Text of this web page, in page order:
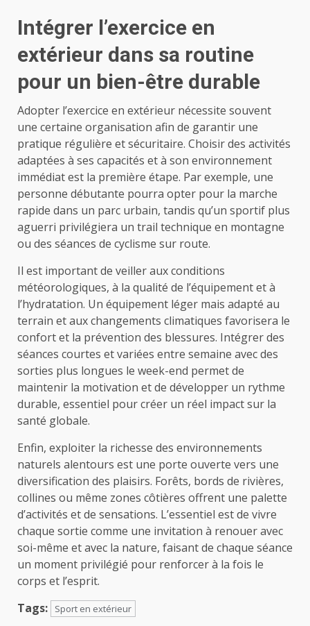
Intégrer l’exercice en
extérieur dans sa routine
pour un bien-être durable
Adopter l’exercice en extérieur nécessite souvent
une certaine organisation afin de garantir une
pratique régulière et sécuritaire. Choisir des activités
adaptées à ses capacités et à son environnement
immédiat est la première étape. Par exemple, une
personne débutante pourra opter pour la marche
rapide dans un parc urbain, tandis qu’un sportif plus
aguerri privilégiera un trail technique en montagne
ou des séances de cyclisme sur route.
Il est important de veiller aux conditions
météorologiques, à la qualité de l’équipement et à
l’hydratation. Un équipement léger mais adapté au
terrain et aux changements climatiques favorisera le
confort et la prévention des blessures. Intégrer des
séances courtes et variées entre semaine avec des
sorties plus longues le week-end permet de
maintenir la motivation et de développer un rythme
durable, essentiel pour créer un réel impact sur la
santé globale.
Enfin, exploiter la richesse des environnements
naturels alentours est une porte ouverte vers une
diversification des plaisirs. Forêts, bords de rivières,
collines ou même zones côtières offrent une palette
d’activités et de sensations. L’essentiel est de vivre
chaque sortie comme une invitation à renouer avec
soi-même et avec la nature, faisant de chaque séance
un moment privilégié pour renforcer à la fois le
corps et l’esprit.
Tags:
Sport en extérieur